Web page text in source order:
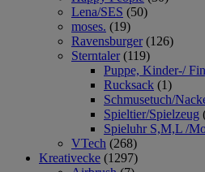
Lena/SES (50)
moses. (19)
Ravensburger (126)
Sterntaler (119)
Puppe, Kinder-/
Rucksack (1)
Schmusetuch/
Spieltier/Spielzeug
Spieluhr S,M,L /
VTech (268)
Kreativecke (1297)